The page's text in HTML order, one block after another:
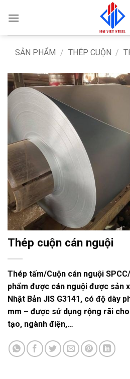
qua
SẢN PHẨM / THÉP CUỘN /
Thép cuộn cán nguội
Thép tấm/Cuộn cán nguội
phẩm được cán nguội được sản
Nhật Bản JIS G3141, có độ dày
mm – được sử dụng rộng rãi
tạo, ngành điện,…